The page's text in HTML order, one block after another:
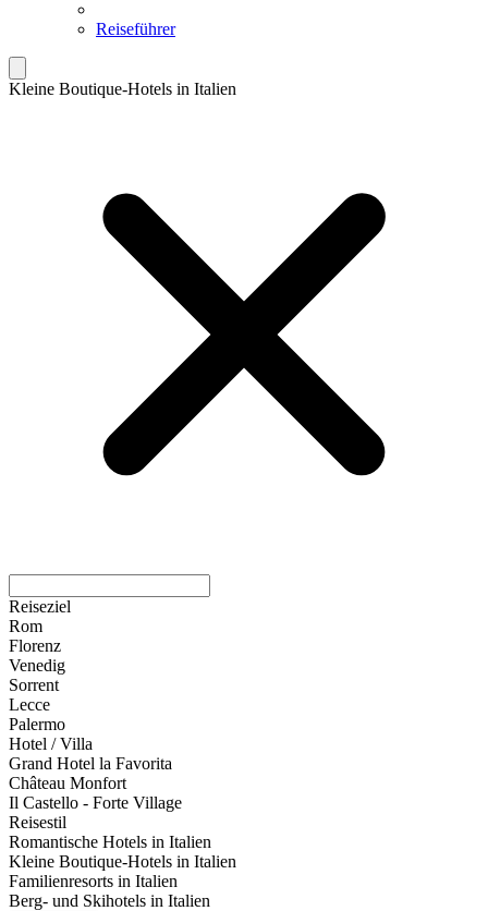
Reiseführer
Kleine Boutique-Hotels in Italien
Reiseziel
Rom
Florenz
Venedig
Sorrent
Lecce
Palermo
Hotel / Villa
Grand Hotel la Favorita
Château Monfort
Il Castello - Forte Village
Reisestil
Romantische Hotels in Italien
Kleine Boutique-Hotels in Italien
Familienresorts in Italien
Berg- und Skihotels in Italien